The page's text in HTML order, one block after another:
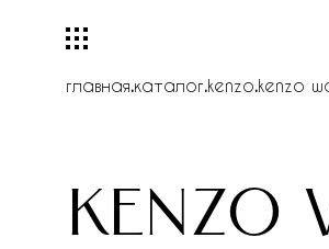
главная.каталог.kenzo.kenzo
kenzo